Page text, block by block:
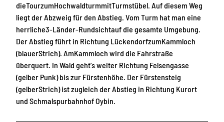
dieTourzumHochwaldturmmitTurmstübel. Auf diesem Weg
liegt der Abzweig für den Abstieg. Vom Turm hat man eine
herrliche3-Länder-Rundsichtauf die gesamte Umgebung.
Der Abstieg führt in Richtung LückendorfzumKammloch
(blauerStrich). AmKammloch wird die Fahrstraße
überquert. In Wald geht’s weiter Richtung Felsengasse
(gelber Punk) bis zur Fürstenhöhe. Der Fürstensteig
(gelberStrich) ist zugleich der Abstieg in Richtung Kurort
und Schmalspurbahnhof Oybin.